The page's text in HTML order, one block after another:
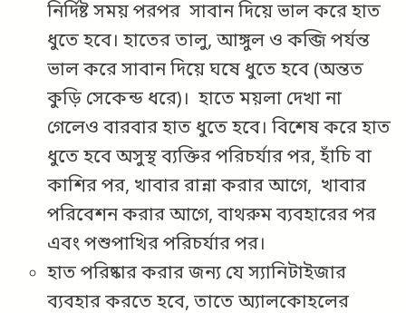
নির্দিষ্ট সময় পরপর সাবান দিয়ে ভাল করে হাত
ধুতে হবে। হাতের তালু, আঙ্গুল ও কব্জি পর্যন্ত
ভাল করে সাবান দিয়ে ঘষে ধুতে হবে (অন্তত
কুড়ি সেকেন্ড ধরে)। হাতে ময়লা দেখা না
গেলেও বারবার হাত ধুতে হবে। বিশেষ করে হাত
ধুতে হবে অসুস্থ ব্যক্তির পরিচর্যার পর, হাঁচি বা
কাশির পর, খাবার রান্না করার আগে, খাবার
পরিবেশন করার আগে, বাথরুম ব্যবহারের পর
এবং পশুপাখির পরিচর্যার পর।
হাত পরিষ্কার করার জন্য যে স্যানিটাইজার
ব্যবহার করতে হবে, তাতে অ্যালকোহলের